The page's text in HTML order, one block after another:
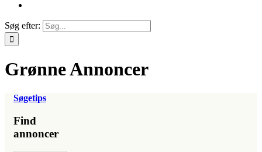
Søg efter:
Grønne Annoncer
Søgetips
Find
annoncer